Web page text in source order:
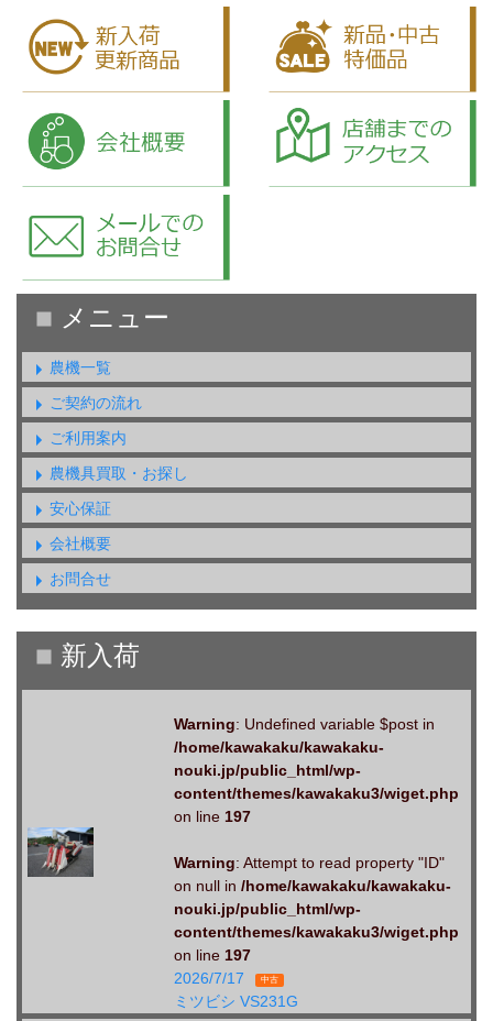
農機一覧
ご契約の流れ
ご利用案内
農機具買取・お探し
安心保証
会社概要
お問合せ
Warning: Undefined variable $post in
/home/kawakaku/kawakaku-
nouki.jp/public_html/wp-
content/themes/kawakaku3/wiget.php
on line 197
Warning: Attempt to read property "ID"
on null in /home/kawakaku/kawakaku-
nouki.jp/public_html/wp-
content/themes/kawakaku3/wiget.php
on line 197
2026/7/17
中古
ミツビシ VS231G